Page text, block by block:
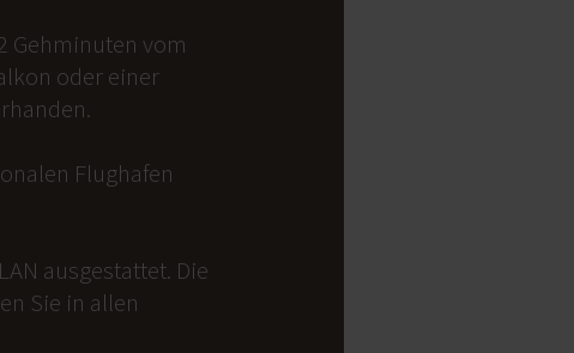
Gehminuten vom
oder einer
Flughafen
ausgestattet. Die
Sie in allen